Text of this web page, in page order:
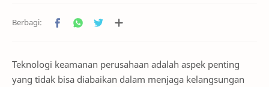
Teknologi keamanan perusahaan adalah aspek penting
yang tidak bisa diabaikan dalam menjaga kelangsungan